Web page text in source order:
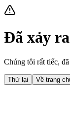
Đã xảy
Chúng tôi rất tiếc,
Thử lại Về trang